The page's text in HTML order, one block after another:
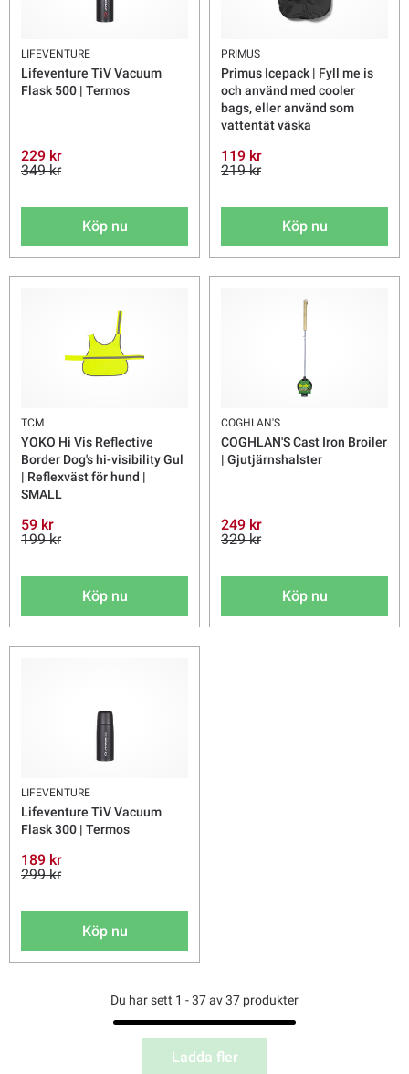
LIFEVENTURE
Lifeventure TiV Vacuum
Flask 500 | Termos
229 kr
349 kr
Köp nu
PRIMUS
Primus Icepack | Fyll me is
och använd med cooler
bags, eller använd som
vattentät väska
119 kr
219 kr
Köp nu
TCM
YOKO Hi Vis Reflective
Border Dog's hi-visibility Gul
| Reflexväst för hund |
SMALL
59 kr
199 kr
Köp nu
COGHLAN'S
COGHLAN'S Cast Iron Broiler
| Gjutjärnshalster
249 kr
329 kr
Köp nu
LIFEVENTURE
Lifeventure TiV Vacuum
Flask 300 | Termos
189 kr
299 kr
Köp nu
Du har sett 1 - 37 av 37 produkter
Ladda fler